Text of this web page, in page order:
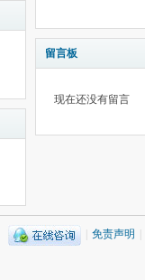
留言板
现在还没有留言
免责声明